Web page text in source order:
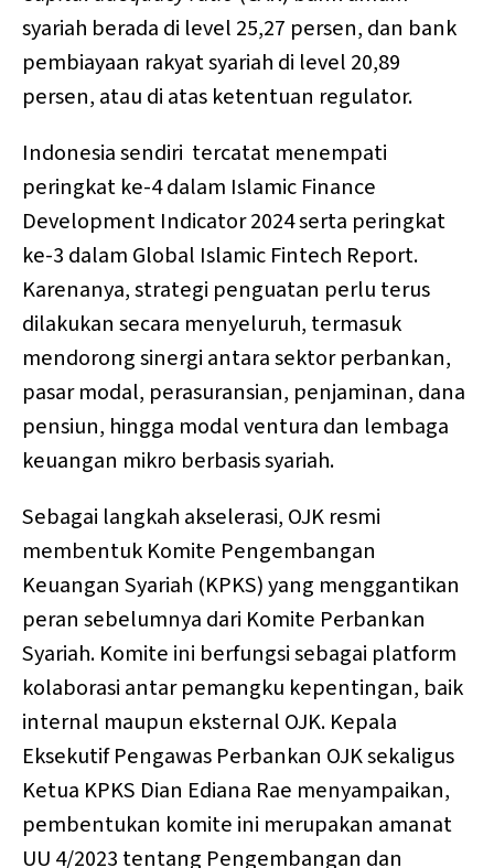
syariah berada di level 25,27 persen, dan bank
pembiayaan rakyat syariah di level 20,89
persen, atau di atas ketentuan regulator.
Indonesia sendiri tercatat menempati
peringkat ke-4 dalam Islamic Finance
Development Indicator 2024 serta peringkat
ke-3 dalam Global Islamic Fintech Report.
Karenanya, strategi penguatan perlu terus
dilakukan secara menyeluruh, termasuk
mendorong sinergi antara sektor perbankan,
pasar modal, perasuransian, penjaminan, dana
pensiun, hingga modal ventura dan lembaga
keuangan mikro berbasis syariah.
Sebagai langkah akselerasi, OJK resmi
membentuk Komite Pengembangan
Keuangan Syariah (KPKS) yang menggantikan
peran sebelumnya dari Komite Perbankan
Syariah. Komite ini berfungsi sebagai platform
kolaborasi antar pemangku kepentingan, baik
internal maupun eksternal OJK. Kepala
Eksekutif Pengawas Perbankan OJK sekaligus
Ketua KPKS Dian Ediana Rae menyampaikan,
pembentukan komite ini merupakan amanat
UU 4/2023 tentang Pengembangan dan